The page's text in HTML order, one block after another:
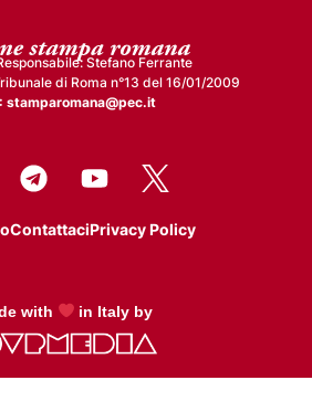
Stefano Ferrante
di Roma n°13 del 16/01/2009
stamparomana@pec.it
ContattaciPrivacy Policy
with in Italy by